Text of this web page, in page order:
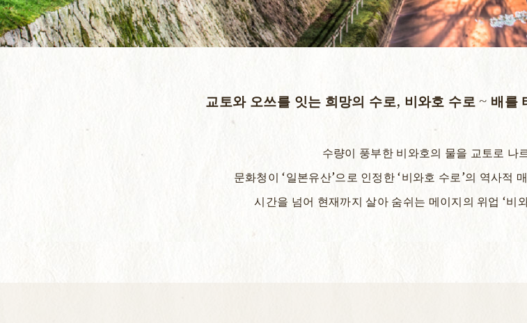
교토와 오쓰를 잇는 희망의 수로, 비와호 수로 ~ 배를
수량이 풍부한 비와호의 물을 교토로 나
문화청이 ‘일본유산’으로 인정한 ‘비와호 수로’의 역사적
시간을 넘어 현재까지 살아 숨쉬는 메이지의 위업 ‘비